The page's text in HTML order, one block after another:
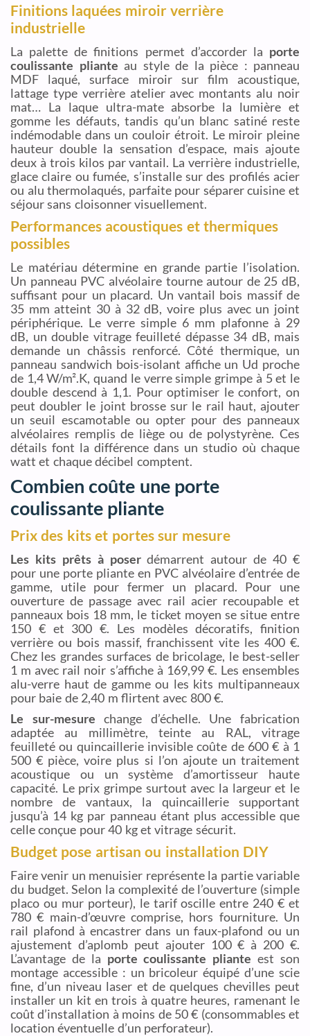
Finitions laquées miroir verrière
industrielle
La palette de finitions permet d’accorder la porte
coulissante pliante au style de la pièce : panneau
MDF laqué, surface miroir sur film acoustique,
lattage type verrière atelier avec montants alu noir
mat… La laque ultra-mate absorbe la lumière et
gomme les défauts, tandis qu’un blanc satiné reste
indémodable dans un couloir étroit. Le miroir pleine
hauteur double la sensation d’espace, mais ajoute
deux à trois kilos par vantail. La verrière industrielle,
glace claire ou fumée, s’installe sur des profilés acier
ou alu thermolaqués, parfaite pour séparer cuisine et
séjour sans cloisonner visuellement.
Performances acoustiques et thermiques
possibles
Le matériau détermine en grande partie l’isolation.
Un panneau PVC alvéolaire tourne autour de 25 dB,
suffisant pour un placard. Un vantail bois massif de
35 mm atteint 30 à 32 dB, voire plus avec un joint
périphérique. Le verre simple 6 mm plafonne à 29
dB, un double vitrage feuilleté dépasse 34 dB, mais
demande un châssis renforcé. Côté thermique, un
panneau sandwich bois-isolant affiche un Ud proche
de 1,4 W/m².K, quand le verre simple grimpe à 5 et le
double descend à 1,1. Pour optimiser le confort, on
peut doubler le joint brosse sur le rail haut, ajouter
un seuil escamotable ou opter pour des panneaux
alvéolaires remplis de liège ou de polystyrène. Ces
détails font la différence dans un studio où chaque
watt et chaque décibel comptent.
Combien coûte une porte
coulissante pliante
Prix des kits et portes sur mesure
Les kits prêts à poserdémarrent autour de 40 €
pour une porte pliante en PVC alvéolaire d’entrée de
gamme, utile pour fermer un placard. Pour une
ouverture de passage avec rail acier recoupable et
panneaux bois 18 mm, le ticket moyen se situe entre
150 € et 300 €. Les modèles décoratifs, finition
verrière ou bois massif, franchissent vite les 400 €.
Chez les grandes surfaces de bricolage, le best-seller
1 m avec rail noir s’affiche à 169,99 €. Les ensembles
alu-verre haut de gamme ou les kits multipanneaux
pour baie de 2,40 m flirtent avec 800 €.
Le sur-mesure change d’échelle. Une fabrication
adaptée au millimètre, teinte au RAL, vitrage
feuilleté ou quincaillerie invisible coûte de 600 € à 1
500 € pièce, voire plus si l’on ajoute un traitement
acoustique ou un système d’amortisseur haute
capacité. Le prix grimpe surtout avec la largeur et le
nombre de vantaux, la quincaillerie supportant
jusqu’à 14 kg par panneau étant plus accessible que
celle conçue pour 40 kg et vitrage sécurit.
Budget pose artisan ou installation DIY
Faire venir un menuisier représente la partie variable
du budget. Selon la complexité de l’ouverture (simple
placo ou mur porteur), le tarif oscille entre 240 € et
780 € main-d’œuvre comprise, hors fourniture. Un
rail plafond à encastrer dans un faux-plafond ou un
ajustement d’aplomb peut ajouter 100 € à 200 €.
L’avantage de la porte coulissante pliante est son
montage accessible : un bricoleur équipé d’une scie
fine, d’un niveau laser et de quelques chevilles peut
installer un kit en trois à quatre heures, ramenant le
coût d’installation à moins de 50 € (consommables et
location éventuelle d’un perforateur).